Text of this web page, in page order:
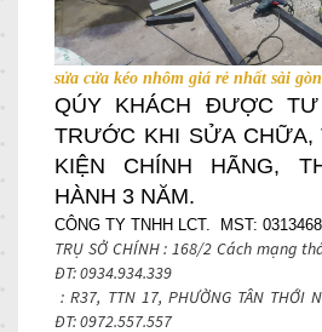
sửa cửa kéo nhôm giá rẻ nhất sài gòn
QÚY KHÁCH ĐƯỢC
TRƯỚC KHI SỬA CHỮA,
KIỆN CHÍNH HÃNG,
HÀNH 3 NĂM.
CÔNG TY TNHH LCT. MST:
TRỤ SỞ CHÍNH : 168/2 Cách mạng
ĐT:0934.934.339
: R37, TTN 17, PHƯỜNG TÂN THỚI
ĐT:0972.557.557